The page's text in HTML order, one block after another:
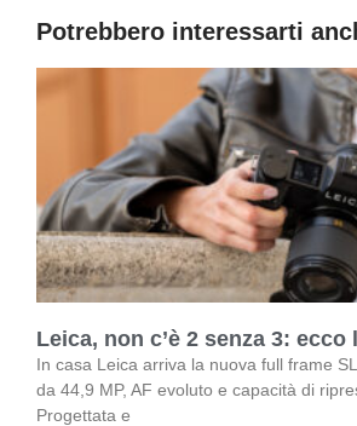
Potrebbero interessarti
Leica, non c’è 2 senza 3: ecco
In casa Leica arriva la nuova full frame
da 44,9 MP, AF evoluto e capacità di
Progettata e